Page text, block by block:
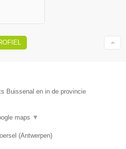
Buissenal en in de provincie
maps ▼
(Antwerpen)